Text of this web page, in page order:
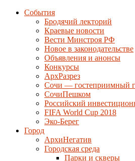
События
Бродячий лекторий
Краевые новости
Вести Минстроя РФ
Новое в законодательстве
Объявления и анонсы
Конкурсы
АрхРазрез
Сочи — гостеприимный
СочиПешком
Российский
FIFA World Cup 2018
Эко-Берег
Город
АрхиНегатив
Городская среда
Парки и скверы